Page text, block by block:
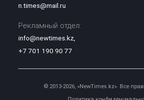
n.times@mail.ru
Рекламный отдел:
info@newtimes.kz,
+7 701 190 90 77
© 2013-2026, «NewTimes.kz». Все